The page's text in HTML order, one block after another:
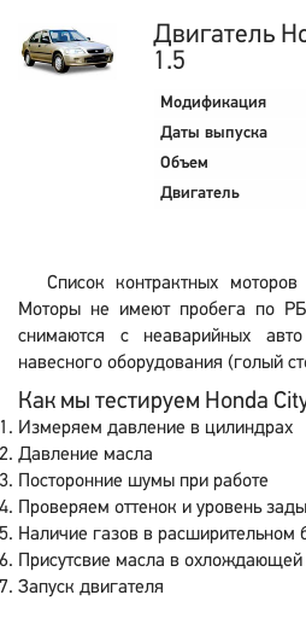
Двигатель
1.5
Модификация
Даты выпуска
Объем
Двигатель
Список контрактных
Моторы не имеют пробега по
снимаются с неаварийных
навесного оборудования (голый
Как мы тестируем Honda
Измеряем давление в цилиндрах
Давление масла
Посторонние шумы при работе
Проверяем оттенок и уровень
Наличие газов в расширительном
Присутсвие масла в
Запуск двигателя